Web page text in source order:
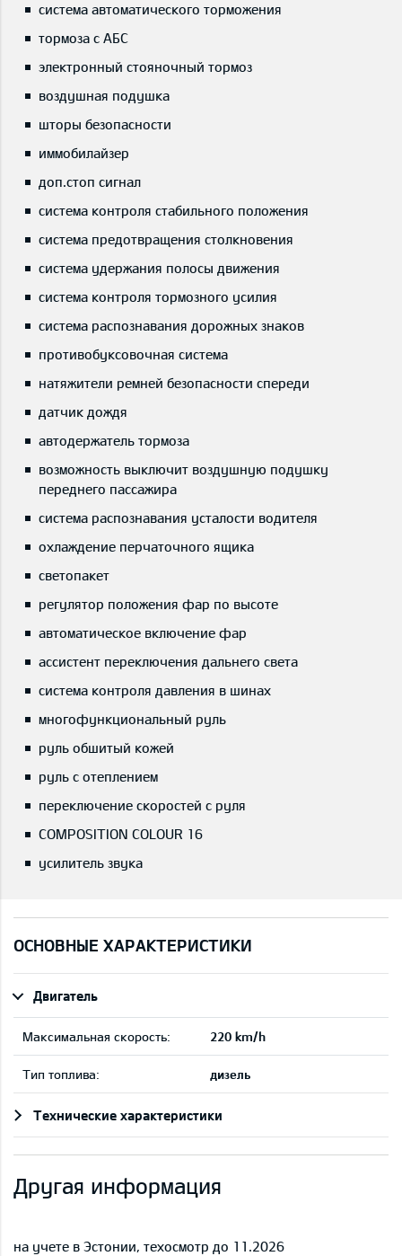
система автоматического торможения
тормоза с АБС
электронный стояночный тормоз
воздушная подушка
шторы безопасности
иммобилайзер
доп.стоп сигнал
система контроля стабильного положения
система предотвращения столкновения
система удержания полосы движения
система контроля тормозного усилия
система распознавания дорожных знаков
противобуксовочная система
натяжители ремней безопасности спереди
датчик дождя
автодержатель тормоза
возможность выключит воздушную подушку
переднего пассажира
система распознавания усталости водителя
охлаждение перчаточного ящика
светопакет
регулятор положения фар по высоте
автоматическое включение фар
ассистент переключения дальнего света
система контроля давления в шинах
многофункциональный руль
руль обшитый кожей
руль с отеплением
переключение скоростей с руля
COMPOSITION COLOUR 16
усилитель звука
ОСНОВНЫЕ ХАРАКТЕРИСТИКИ
Двигатель
Максимальная скорость: 220 km/h
Тип топлива: дизель
Технические характеристики
Другая информация
на учете в Эстонии, техосмотр до 11.2026